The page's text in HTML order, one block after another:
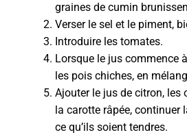
graines de cumin
Verser le sel et le piment,
Introduire les tomates.
Lorsque le jus commence
les pois chiches, en
Ajouter le jus de citron, les
la carotte râpée, continuer
ce qu’ils soient tendres.